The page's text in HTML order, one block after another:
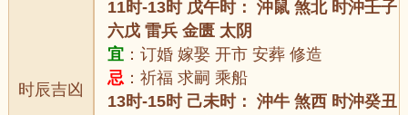
时辰吉凶
11时-13时 戊午时： 沖鼠 煞北 时沖壬子
六戊 雷兵 金匮 太阴
宜 ：订婚 嫁娶 开市 安葬 修造
忌 ：祈福 求嗣 乘船
13时-15时 己未时： 沖牛 煞西 时沖癸丑